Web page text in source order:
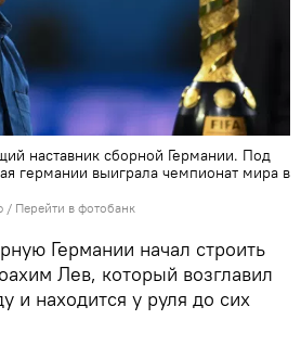
наставник сборной Германии. Под
германии выиграла чемпионат мира в
/ Перейти в фотобанк
Германии начал строить
Лев, который возглавил
и находится у руля до сих